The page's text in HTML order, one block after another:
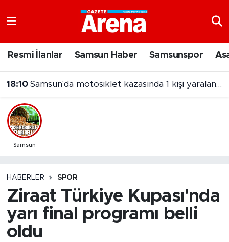
Resmi İlanlar Samsun Haber Samsunspor
18:10 Samsun'da motosiklet kazasında 1 kişi yaralandı
Samsun
HABERLER SPOR
Ziraat Türkiye Kupası'nda
yarı final programı belli
oldu
Trafik Durumu
Süper Lig Puan Durumu ve Fikstür
Son Dakika Haberleri
Haber Arşivi